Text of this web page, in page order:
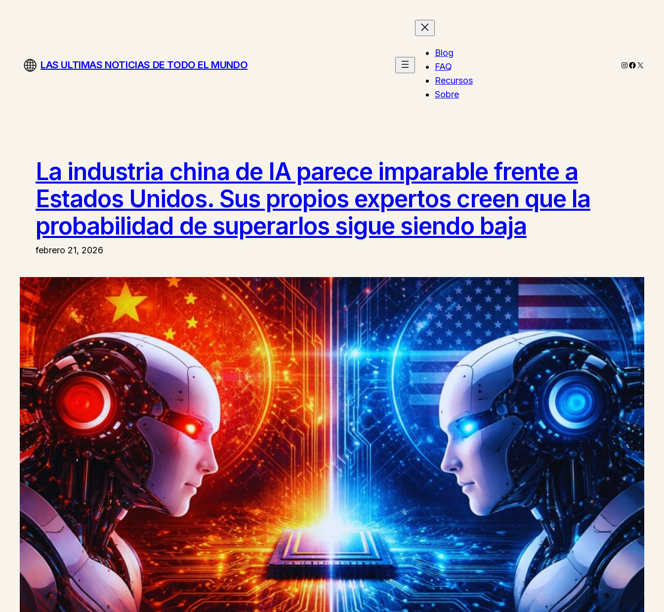
LAS ULTIMAS NOTICIAS DE TODO EL MUNDO
Blog
FAQ
Recursos
Sobre
Instagram
X
La industria china de IA parece imparable frente a
Estados Unidos. Sus propios expertos creen que la
probabilidad de superarlos sigue siendo baja
febrero 21, 2026